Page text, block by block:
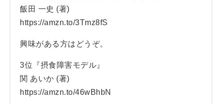
飯田 一史 (著)
https://amzn.to/3Tmz8fS
興味がある方はどうぞ。
3位『摂食障害モデル』
関 あいか (著)
https://amzn.to/46wBhbN